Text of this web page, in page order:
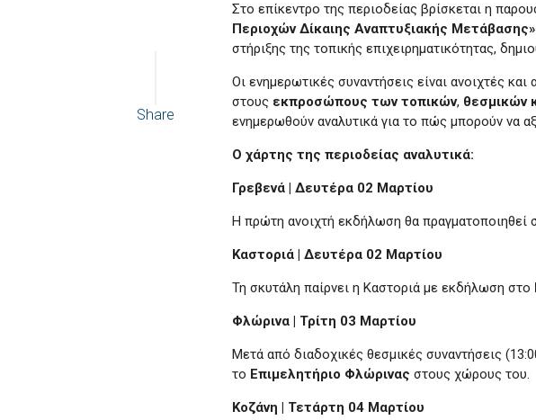
Share
Στο επίκεντρο της περιοδείας βρίσκεται η
Περιοχών Δίκαιης Αναπτυξιακής
στήριξης της τοπικής επιχειρηματικότητας,
Οι ενημερωτικές συναντήσεις είναι ανοιχτές και
στους εκπροσώπους των τοπικών, θεσμικών
ενημερωθούν αναλυτικά για το πώς μπορούν να
Ο χάρτης της περιοδείας αναλυτικά:
Γρεβενά | Δευτέρα 02 Μαρτίου
Η πρώτη ανοιχτή εκδήλωση θα πραγματοποιηθεί
Καστοριά | Δευτέρα 02 Μαρτίου
Τη σκυτάλη παίρνει η Καστοριά με εκδήλωση στο
Φλώρινα | Τρίτη 03 Μαρτίου
Μετά από διαδοχικές θεσμικές συναντήσεις
το Επιμελητήριο Φλώρινας στους χώρους του.
Κοζάνη | Τετάρτη 04 Μαρτίου